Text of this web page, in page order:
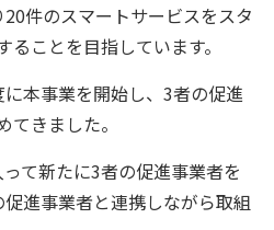
件のスマートサービスをスタ
ことを目指しています。
本事業を開始し、3者の促進
きました。
て新たに3者の促進事業者を
進事業者と連携しながら取組